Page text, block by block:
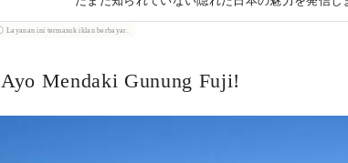
Layanan ini termasuk iklan berbayar.
Ayo Mendaki Gunung Fuji!